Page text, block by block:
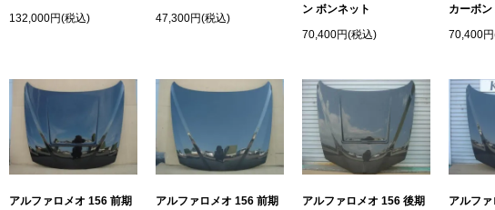
132,000円(税込)
47,300円(税込)
ン ボンネット
70,400円(税込)
カーボン
70,400
アルファロメオ 156 前期
アルファロメオ 156 前期
アルファロメオ 156 後期
アルフ